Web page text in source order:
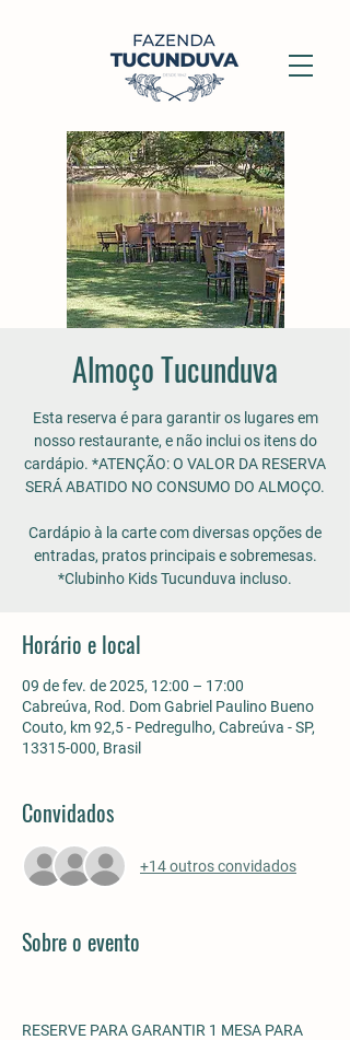
Almoço Tucunduva
Esta reserva é para garantir os lugares em
nosso restaurante, e não inclui os itens do
cardápio. *ATENÇÃO: O VALOR DA RESERVA
SERÁ ABATIDO NO CONSUMO DO ALMOÇO.
Cardápio à la carte com diversas opções de
entradas, pratos principais e sobremesas.
*Clubinho Kids Tucunduva incluso.
Horário e local
09 de fev. de 2025, 12:00 – 17:00
Cabreúva, Rod. Dom Gabriel Paulino Bueno
Couto, km 92,5 - Pedregulho, Cabreúva - SP,
13315-000, Brasil
Convidados
+14 outros convidados
Sobre o evento
RESERVE PARA GARANTIR 1 MESA PARA